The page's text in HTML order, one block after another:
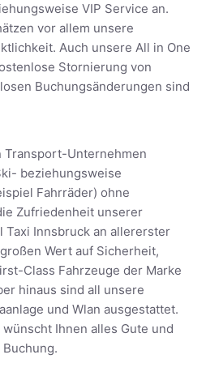
VIP Service an.
vor allem unsere
Auch unsere All in One
Stornierung von
Buchungsänderungen sind
Transport-Unternehmen
beziehungsweise
Fahrräder) ohne
Zufriedenheit unserer
Taxi Innsbruck an allererster
Wert auf Sicherheit,
Class Fahrzeuge der Marke
hinaus sind all unsere
und Wlan ausgestattet.
Ihnen alles Gute und